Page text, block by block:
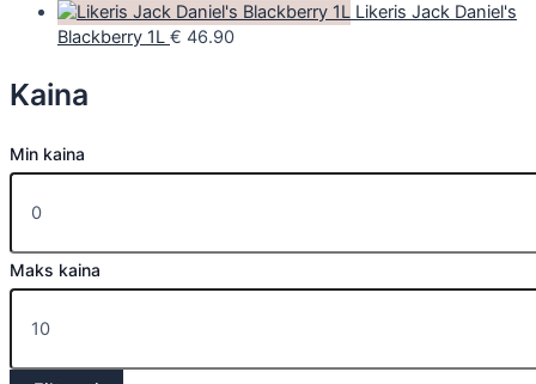
Likeris Jack Daniel's
Blackberry 1L € 46.90
Kaina
Min kaina
Maks kaina